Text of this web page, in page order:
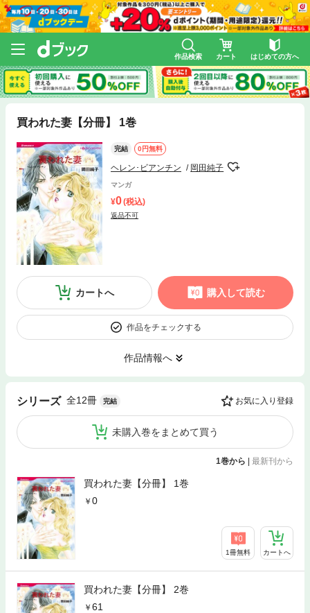
作品検索 カート はじめての方へ
買われた妻【分冊】 1巻
完結 0円無料
ヘレン･ビアンチン 岡田純子
マンガ
0(税込)
返品不可
カートへ 購入して読む
作品をチェックする
作品情報へ
シリーズ 全12冊 完結 お気に入り登録
未購入巻をまとめて買う
1巻から | 最新刊から
買われた妻【分冊】 1巻
0
1冊無料 カートへ
買われた妻【分冊】 2巻
61